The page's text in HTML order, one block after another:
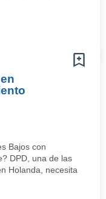
Bajos con
DPD, una de las
Holanda, necesita